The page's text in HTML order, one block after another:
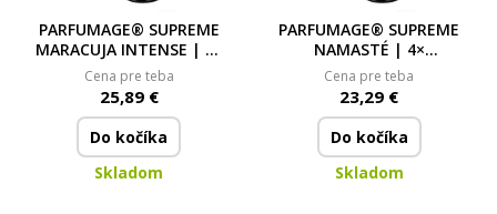
PARFUMAGE® SUPREME
MARACUJA INTENSE | 4×
koncentrovaný parfém
na praní | 300 ml | 60
praní
Cena pre teba
25,89 €
Do kočíka
Skladom
PARFUMAGE® SUPREME
NAMASTÉ | 4×
koncentrovaný parfém
na praní | 300 ml | 60
praní
Cena pre teba
23,29 €
Do kočíka
Skladom